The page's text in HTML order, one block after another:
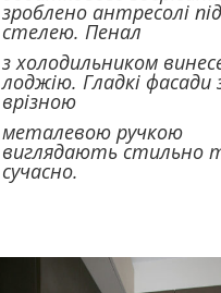
зроблено антресолі під
стелею. Пенал
з холодильником
лоджію. Гладкі фасади
врізною
металевою ручкою
виглядають стильно
сучасно.